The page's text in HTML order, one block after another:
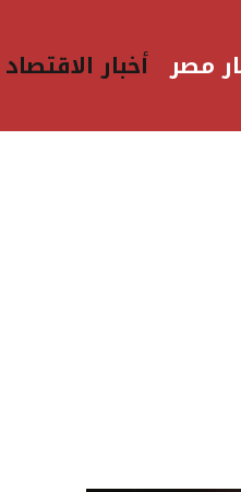
مصر أخبار الاقتصاد